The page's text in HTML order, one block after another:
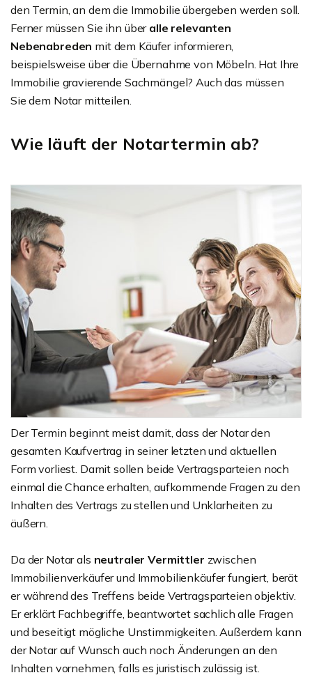
den Termin, an dem die Immobilie übergeben werden soll.
Ferner müssen Sie ihn über alle relevanten
Nebenabreden mit dem Käufer informieren,
beispielsweise über die Übernahme von Möbeln. Hat Ihre
Immobilie gravierende Sachmängel? Auch das müssen
Sie dem Notar mitteilen.
Wie läuft der Notartermin ab?
Der Termin beginnt meist damit, dass der Notar den
gesamten Kaufvertrag in seiner letzten und aktuellen
Form vorliest. Damit sollen beide Vertragsparteien noch
einmal die Chance erhalten, aufkommende Fragen zu den
Inhalten des Vertrags zu stellen und Unklarheiten zu
äußern.
Da der Notar als neutraler Vermittler zwischen
Immobilienverkäufer und Immobilienkäufer fungiert, berät
er während des Treffens beide Vertragsparteien objektiv.
Er erklärt Fachbegriffe, beantwortet sachlich alle Fragen
und beseitigt mögliche Unstimmigkeiten. Außerdem kann
der Notar auf Wunsch auch noch Änderungen an den
Inhalten vornehmen, falls es juristisch zulässig ist.